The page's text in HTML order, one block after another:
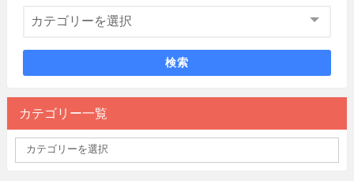
検索
カテゴリー一覧